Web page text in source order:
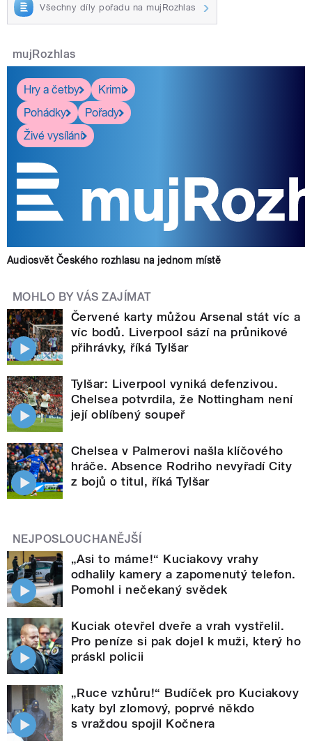
Všechny díly pořadu na mujRozhlas
mujRozhlas
Hry a četby
Krimi
Pohádky
Pořady
Živé vysílání
Audiosvět Českého rozhlasu na jednom místě
MOHLO BY VÁS ZAJÍMAT
Červené karty můžou Arsenal stát víc a
víc bodů. Liverpool sází na průnikové
přihrávky, říká Tylšar
Tylšar: Liverpool vyniká defenzivou.
Chelsea potvrdila, že Nottingham není
její oblíbený soupeř
Chelsea v Palmerovi našla klíčového
hráče. Absence Rodriho nevyřadí City
z bojů o titul, říká Tylšar
NEJPOSLOUCHANĚJŠÍ
„Asi to máme!“ Kuciakovy vrahy
odhalily kamery a zapomenutý telefon.
Pomohl i nečekaný svědek
Kuciak otevřel dveře a vrah vystřelil.
Pro peníze si pak dojel k muži, který ho
práskl policii
„Ruce vzhůru!“ Budíček pro Kuciakovy
katy byl zlomový, poprvé někdo
s vraždou spojil Kočnera